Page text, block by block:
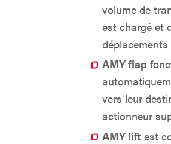
volume de
est chargé et
AMY flap
vers leur
actionneur
AMY lift est